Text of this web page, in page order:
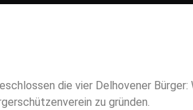
die vier Delhovener
zu gründen.